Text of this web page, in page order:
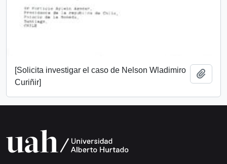
[Solicita investigar el caso de Nelson Wladimiro
Curiñir]